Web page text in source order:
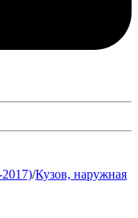
/Кузов, наружная